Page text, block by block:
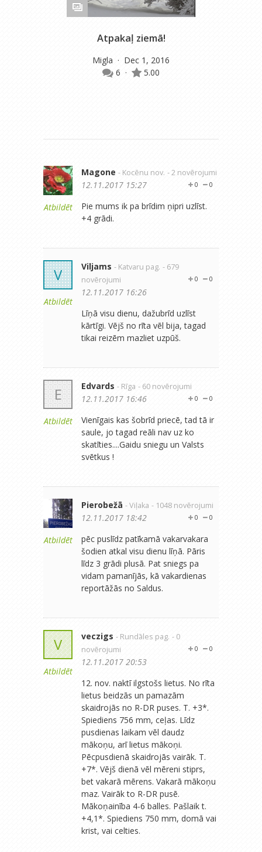
Atpakaļ ziemā!
Migla · Dec 1, 2016
6 · 5.00
Atbildēt
Magone - Kocēnu nov. - 2 novērojumi
0
0
12.11.2017 15:27
Pie mums ik pa brīdim ņipri uzlīst.
+4 grādi.
V
Atbildēt
Viljams - Katvaru pag. - 679
novērojumi
0
0
12.11.2017 16:26
Līņā visu dienu, dažubrīd uzlīst
kārtīgi. Vējš no rīta vēl bija, tagad
tikai reizēm mazliet uzpūš.
E
Atbildēt
Edvards - Rīga - 60 novērojumi
0
0
12.11.2017 16:46
Vienīgais kas šobrīd priecē, tad tā ir
saule, jo tagad reāli nav uz ko
skatīties....Gaidu sniegu un Valsts
svētkus !
Atbildēt
Pierobežā - Viļaka - 1048 novērojumi
0
0
12.11.2017 18:42
pēc puslīdz patīkamā vakarvakara
šodien atkal visu dienu līņā. Pāris
līdz 3 grādi plusā. Pat sniegs pa
vidam pamanījās, kā vakardienas
reportāžās no Saldus.
V
Atbildēt
veczigs - Rundāles pag. - 0
novērojumi
0
0
12.11.2017 20:53
12. nov. naktī ilgstošs lietus. No rīta
lietus beidzās un pamazām
skaidrojās no R-DR puses. T. +3*.
Spiediens 756 mm, ceļas. Līdz
pusdienas laikam vēl daudz
mākoņu, arī lietus mākoņi.
Pēcpusdienā skaidrojās vairāk. T.
+7*. Vējš dienā vēl mēreni stiprs,
bet vakarā mērens. Vakarā mākoņu
maz. Vairāk to R-DR pusē.
Mākoņainība 4-6 balles. Pašlaik t.
+4,1*. Spiediens 750 mm, domā vai
krist, vai celties.